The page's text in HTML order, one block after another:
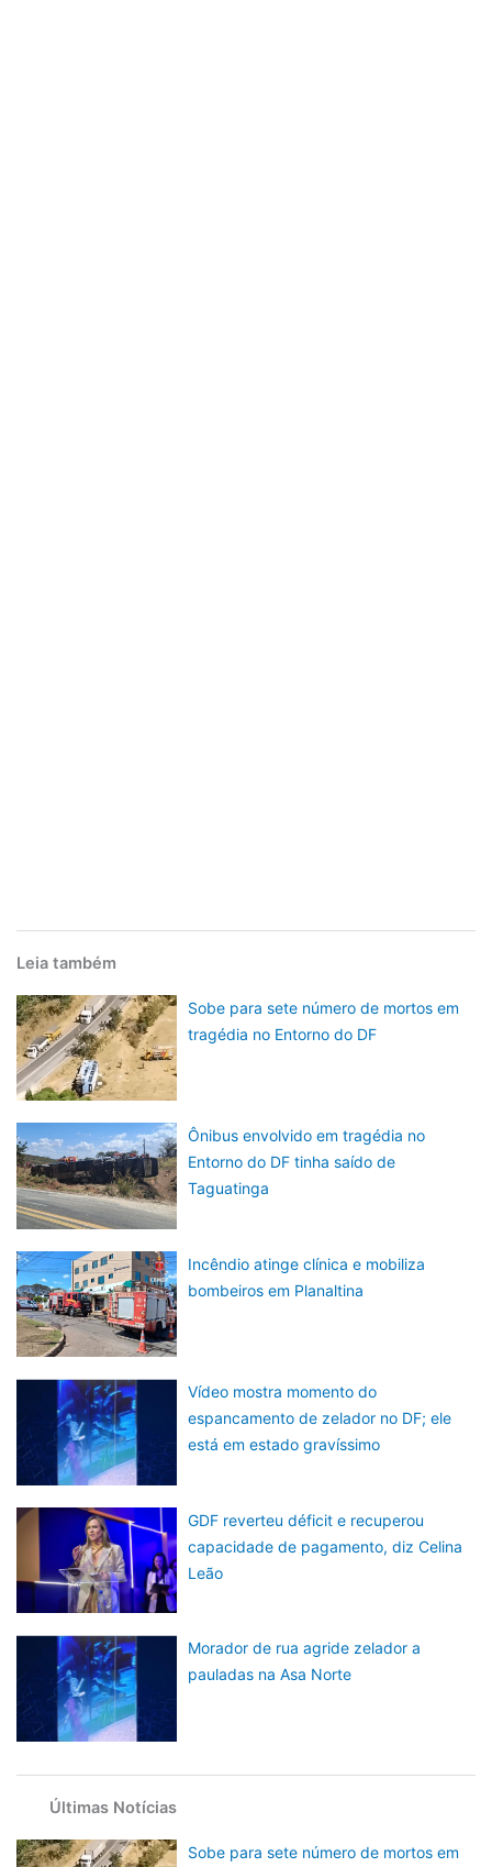
Leia também
Sobe para sete número de mortos em
tragédia no Entorno do DF
Ônibus envolvido em tragédia no
Entorno do DF tinha saído de
Taguatinga
Incêndio atinge clínica e mobiliza
bombeiros em Planaltina
Vídeo mostra momento do
espancamento de zelador no DF; ele
está em estado gravíssimo
GDF reverteu déficit e recuperou
capacidade de pagamento, diz Celina
Leão
Morador de rua agride zelador a
pauladas na Asa Norte
Últimas Notícias
Sobe para sete número de mortos em